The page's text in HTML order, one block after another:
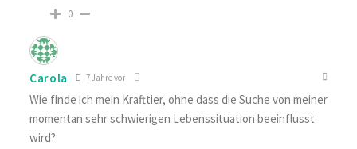
0
Carola 7 Jahre vor
Wie finde ich mein Krafttier, ohne dass die Suche von meiner
momentan sehr schwierigen Lebenssituation beeinflusst
wird?